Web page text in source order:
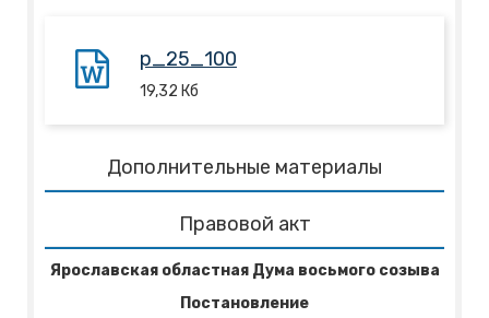
p_25_100
19,32 Кб
Дополнительные материалы
Правовой акт
Ярославская областная Дума восьмого созыва
Постановление